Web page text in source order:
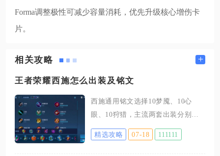
Forma调整极性可减少容量消耗，优先升级核心增伤卡
片。
相关攻略 +
王者荣耀西施怎么出装及铭文
西施通用铭文选择10梦魇、10心
眼、10狩猎，主流两套出装分别为
功能控制流：冷静之靴、痛苦面
具、凝冰之息、博学者之怒、虚无
精选攻略 07-18 111111